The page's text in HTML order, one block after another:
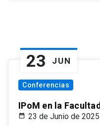
23 JUN
Conferencias
IPoM en la Facultad
23 de Junio de 2025